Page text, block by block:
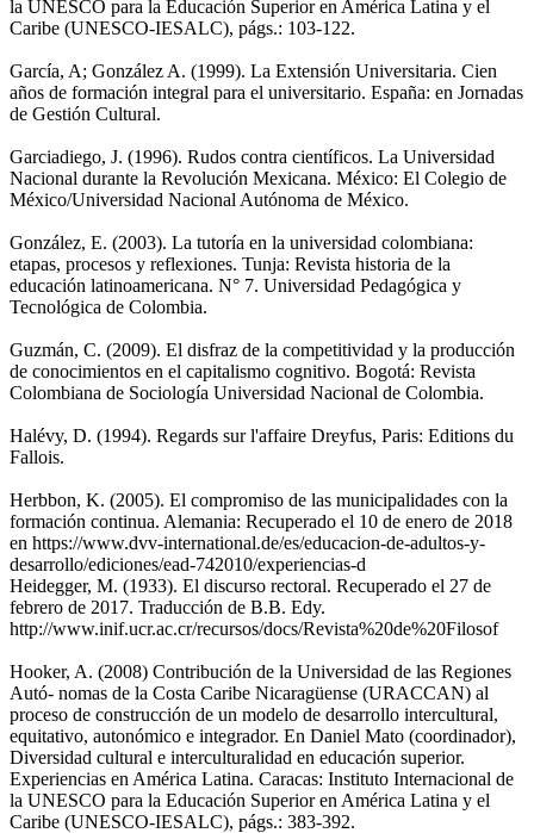
la UNESCO para la Educación Superior en América Latina y el
Caribe (UNESCO-IESALC), págs.: 103-122.
García, A; González A. (1999). La Extensión Universitaria. Cien
años de formación integral para el universitario. España: en Jornadas
de Gestión Cultural.
Garciadiego, J. (1996). Rudos contra científicos. La Universidad
Nacional durante la Revolución Mexicana. México: El Colegio de
México/Universidad Nacional Autónoma de México.
González, E. (2003). La tutoría en la universidad colombiana:
etapas, procesos y reflexiones. Tunja: Revista historia de la
educación latinoamericana. N° 7. Universidad Pedagógica y
Tecnológica de Colombia.
Guzmán, C. (2009). El disfraz de la competitividad y la producción
de conocimientos en el capitalismo cognitivo. Bogotá: Revista
Colombiana de Sociología Universidad Nacional de Colombia.
Halévy, D. (1994). Regards sur l'affaire Dreyfus, Paris: Editions du
Fallois.
Herbbon, K. (2005). El compromiso de las municipalidades con la
formación continua. Alemania: Recuperado el 10 de enero de 2018
en https://www.dvv-international.de/es/educacion-de-adultos-y-
desarrollo/ediciones/ead-742010/experiencias-d
Heidegger, M. (1933). El discurso rectoral. Recuperado el 27 de
febrero de 2017. Traducción de B.B. Edy.
http://www.inif.ucr.ac.cr/recursos/docs/Revista%20de%20Filosof
Hooker, A. (2008) Contribución de la Universidad de las Regiones
Autó- nomas de la Costa Caribe Nicaragüense (URACCAN) al
proceso de construcción de un modelo de desarrollo intercultural,
equitativo, autonómico e integrador. En Daniel Mato (coordinador),
Diversidad cultural e interculturalidad en educación superior.
Experiencias en América Latina. Caracas: Instituto Internacional de
la UNESCO para la Educación Superior en América Latina y el
Caribe (UNESCO-IESALC), págs.: 383-392.